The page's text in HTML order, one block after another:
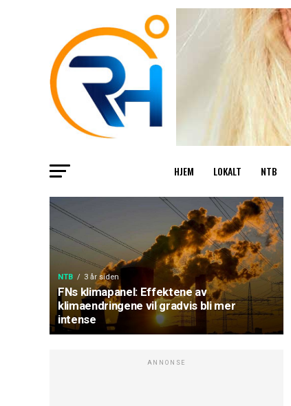
HJEM LOKALT NTB
NTB 3 år siden
FNs klimapanel: Effektene av
klimaendringene vil gradvis bli mer
intense
ANNONSE